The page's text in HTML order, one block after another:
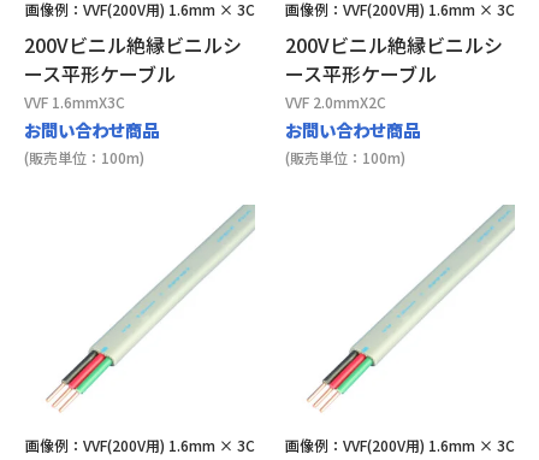
画像例：VVF(200V用) 1.6mm × 3C
200Vビニル絶縁ビニルシ
ース平形ケーブル
VVF 1.6mmX3C
お問い合わせ商品
(販売単位：100m)
画像例：VVF(200V用) 1.6mm × 3C
200Vビニル絶縁ビニルシ
ース平形ケーブル
VVF 2.0mmX2C
お問い合わせ商品
(販売単位：100m)
画像例：VVF(200V用) 1.6mm × 3C 画像例：VVF(200V用) 1.6mm × 3C